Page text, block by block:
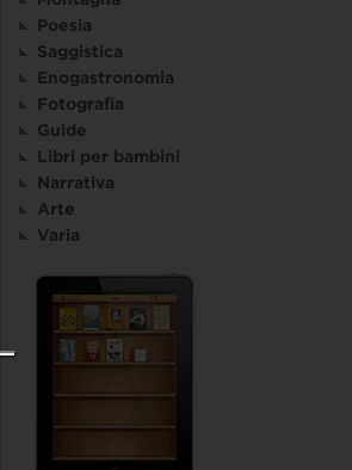
Poesia
Saggistica
Enogastronomia
Fotografia
Guide
Libri per bambini
Narrativa
Arte
Varia